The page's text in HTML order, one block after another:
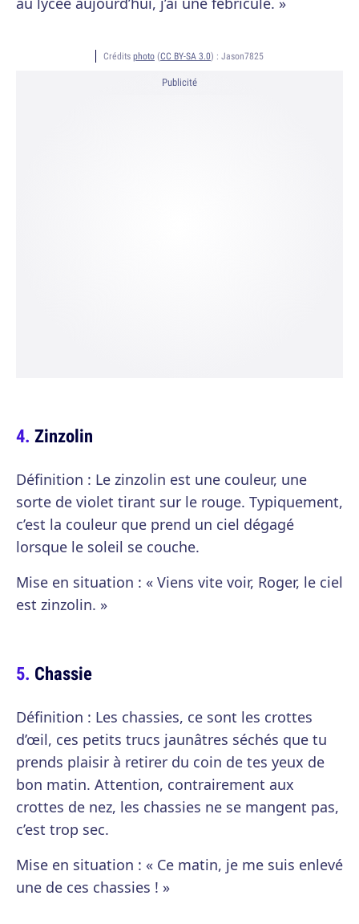
Crédits photo (CC BY-SA 3.0) : Jason7825
Publicité
Zinzolin
Définition : Le zinzolin est une couleur, une
sorte de violet tirant sur le rouge. Typiquement,
c’est la couleur que prend un ciel dégagé
lorsque le soleil se couche.
Mise en situation : « Viens vite voir, Roger, le ciel
est zinzolin. »
Chassie
Définition : Les chassies, ce sont les crottes
d’œil, ces petits trucs jaunâtres séchés que tu
prends plaisir à retirer du coin de tes yeux de
bon matin. Attention, contrairement aux
crottes de nez, les chassies ne se mangent pas,
c’est trop sec.
Mise en situation : « Ce matin, je me suis enlevé
une de ces chassies ! »